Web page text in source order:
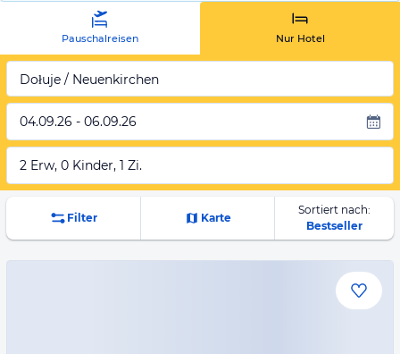
Pauschalreisen Nur Hotel
Dołuje / Neuenkirchen
04.09.26 - 06.09.26
2 Erw, 0 Kinder, 1 Zi.
Filter Karte
Sortiert nach:
Bestseller